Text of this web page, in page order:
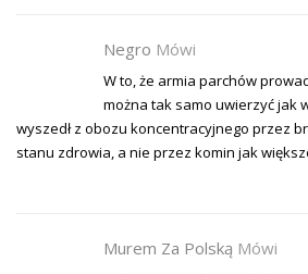
Negro Mówi
W to, że armia parchów
można tak samo uwierzyć jak
wyszedł z obozu koncentracyjnego przez
stanu zdrowia, a nie przez komin jak
Murem Za Polską Mówi